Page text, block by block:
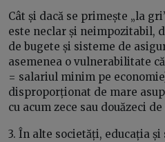
Cât și dacă se primește „la
este neclar și neimpozitabil,
de bugete și sisteme de
asemenea o vulnerabilitate
= salariul minim pe
disproporționat de mare
cu acum zece sau douăzeci de
3. În alte societăți, educația și